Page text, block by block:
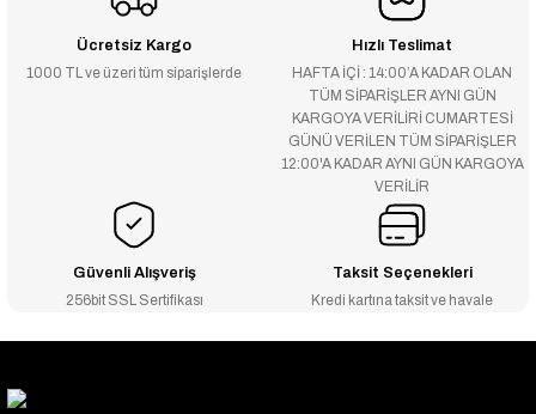
Ücretsiz Kargo
1000 TL ve üzeri tüm siparişlerde
Hızlı Teslimat
HAFTA İÇİ : 14:00’A KADAR OLAN
TÜM SİPARİŞLER AYNI GÜN
KARGOYA VERİLİRİ CUMARTESİ
GÜNÜ VERİLEN TÜM SİPARİŞLER
12:00'A KADAR AYNI GÜN KARGOYA
VERİLİR
Güvenli Alışveriş
256bit SSL Sertifikası
Taksit Seçenekleri
Kredi kartına taksit ve havale